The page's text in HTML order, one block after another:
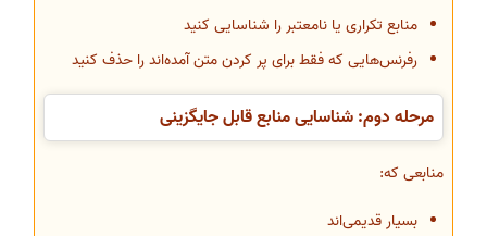
منابع تکراری یا نامعتبر را شناسایی کنید
رفرنس‌هایی که فقط برای پر کردن متن آمده‌اند را حذف کنید
مرحله دوم: شناسایی منابع قابل جایگزینی
منابعی که:
بسیار قدیمی‌اند